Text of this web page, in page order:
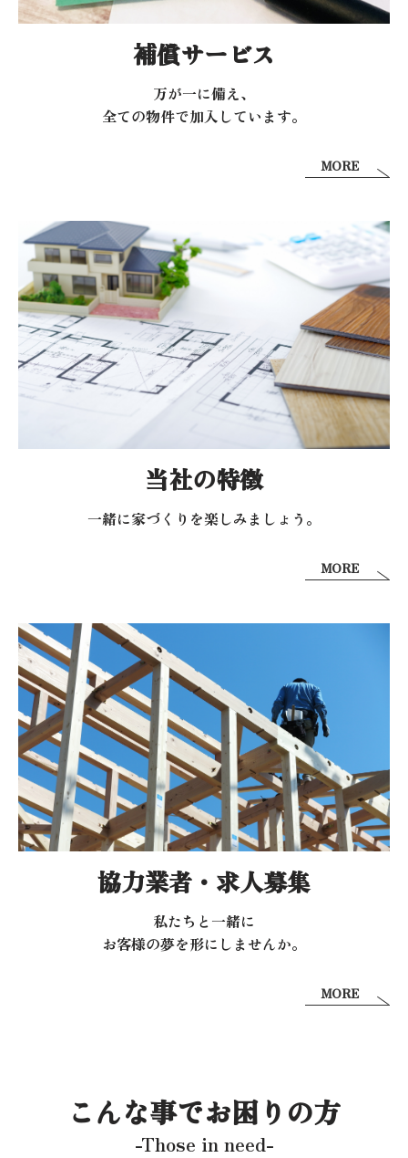
補償サービス
万が一に備え、
全ての物件で加入しています。
MORE
当社の特徴
一緒に家づくりを楽しみましょう。
MORE
協力業者・求人募集
私たちと一緒に
お客様の夢を形にしませんか。
MORE
こんな事でお困りの方
-Those in need-